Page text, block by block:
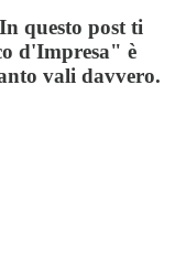
questo post ti
d'Impresa" è
vali davvero.